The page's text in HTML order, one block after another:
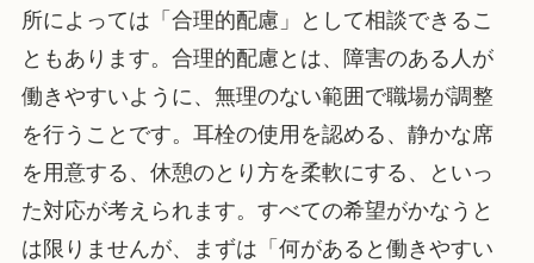
所によっては「合理的配慮」として相談できるこ
ともあります。合理的配慮とは、障害のある人が
働きやすいように、無理のない範囲で職場が調整
を行うことです。耳栓の使用を認める、静かな席
を用意する、休憩のとり方を柔軟にする、といっ
た対応が考えられます。すべての希望がかなうと
は限りませんが、まずは「何があると働きやすい